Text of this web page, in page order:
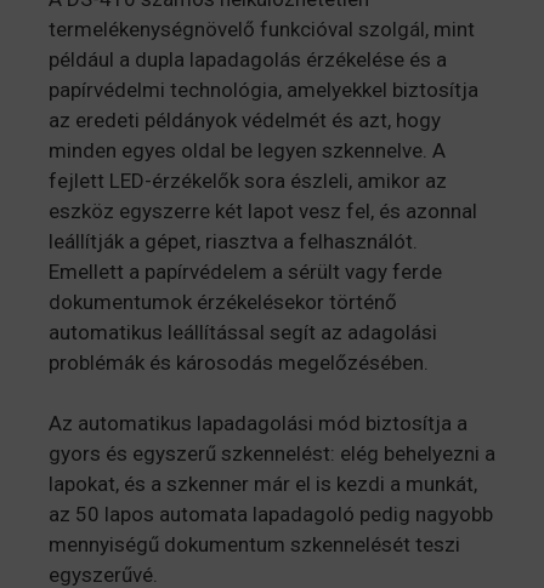
termelékenységnövelő funkcióval szolgál, mint
például a dupla lapadagolás érzékelése és a
papírvédelmi technológia, amelyekkel biztosítja
az eredeti példányok védelmét és azt, hogy
minden egyes oldal be legyen szkennelve. A
fejlett LED-érzékelők sora észleli, amikor az
eszköz egyszerre két lapot vesz fel, és azonnal
leállítják a gépet, riasztva a felhasználót.
Emellett a papírvédelem a sérült vagy ferde
dokumentumok érzékelésekor történő
automatikus leállítással segít az adagolási
problémák és károsodás megelőzésében.
Az automatikus lapadagolási mód biztosítja a
gyors és egyszerű szkennelést: elég behelyezni a
lapokat, és a szkenner már el is kezdi a munkát,
az 50 lapos automata lapadagoló pedig nagyobb
mennyiségű dokumentum szkennelését teszi
egyszerűvé.